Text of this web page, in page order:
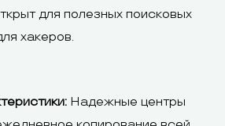
для полезных поисковых
хакеров.
Надежные центры